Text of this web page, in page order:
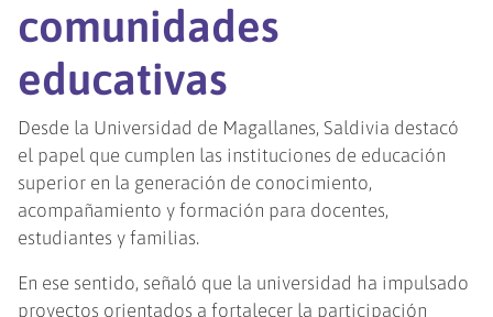
comunidades
educativas
Desde la Universidad de Magallanes, Saldivia destacó
el papel que cumplen las instituciones de educación
superior en la generación de conocimiento,
acompañamiento y formación para docentes,
estudiantes y familias.
En ese sentido, señaló que la universidad ha impulsado
proyectos orientados a fortalecer la participación